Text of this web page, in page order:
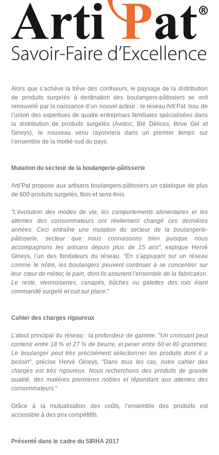
Alors que s’achève la trêve des confiseurs, le paysage de la distribution
de produits surgelés à destination des boulangers-pâtissiers se voit
renouvelé par la naissance d’un nouvel acteur : le réseau Arti’Pat. Issu de
l’union des expertises de quatre entreprises familiales spécialisées dans
la distribution de produits surgelés (Avidoc, Blé Délices, Brive Gel et
Gineys), le nouveau venu rayonnera dans un premier temps sur
l’ensemble de la moitié sud du pays.
Mutation du secteur de la boulangerie-pâtisserie
Arti’Pat proposeaux artisans boulangers-pâtissiers un catalogue de plus
de 600 produits surgelés, finis et semi-finis.
"L’évolution des modes de vie, les comportements alimentaires et les
attentes des consommateurs ont réellement changé ces dernières
années. Ceci entraîne une mutation du secteur de la boulangerie-
pâtisserie, secteur que nous connaissons bien puisque nous
accompagnons les artisans depuis plus de 15 ans", explique Hervé
Gineys, l’un des fondateurs du réseau. "En s’appuyant sur un réseau
comme le nôtre, les boulangers peuvent continuer à se concentrer sur
leur cœur de métier, le pain, dont ils assurent l’ensemble de la fabrication.
Le reste, viennoiseries, canapés, bûches ou galettes des rois étant
commandé surgelé et cuit sur place."
Cahier des charges rigoureux
L’atout principal du réseau : la profondeur de gamme. "Un croissant peut
contenir entre 18 % et 27 % de beurre, et peser entre 60 et 80 grammes.
Le boulanger peut très précisément sélectionner les produits dont il a
besoin", précise Hervé Gineys, "Dans tous les cas, notre cahier des
charges est très rigoureux. Nous recherchons des produits de grande
qualité, des matières premières nobles et répondant aux attentes des
consommateurs."
Grâce à la mutualisation des coûts, l’ensemble des produits est
accessible à des prix compétitifs.
Présenté dans le cadre du SIRHA 2017